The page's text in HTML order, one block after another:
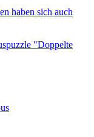
haben sich auch
"Doppelte